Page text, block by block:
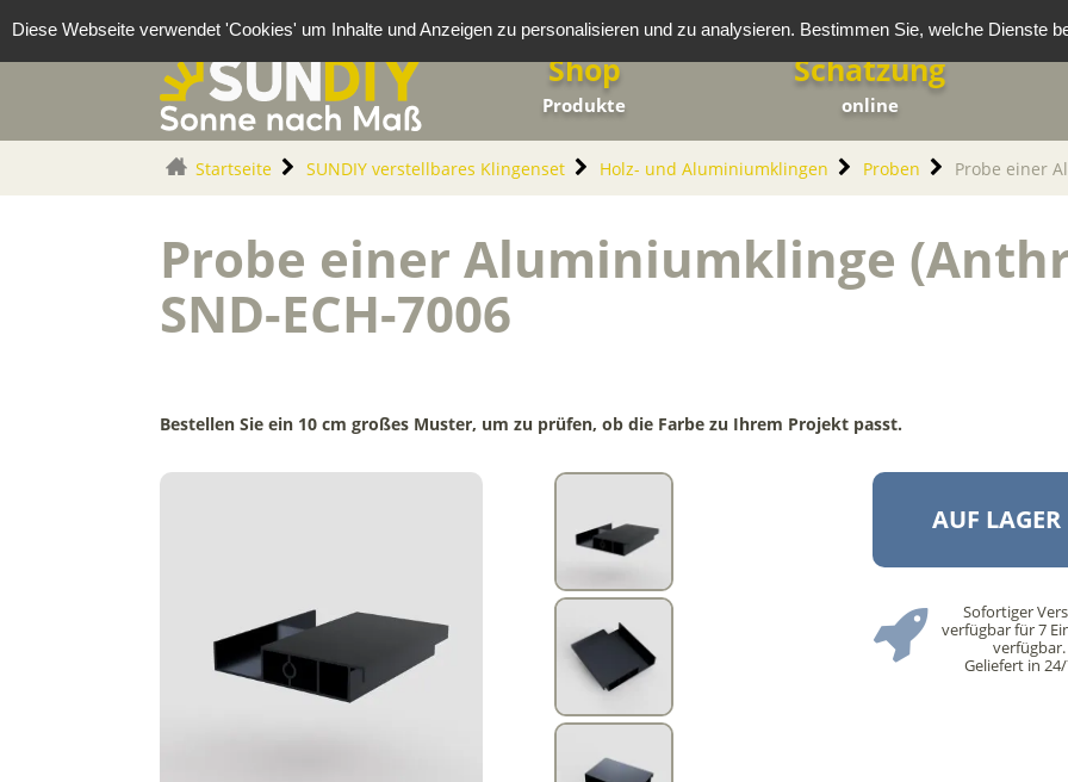
Shop
Produkte
Schätzung
online
Startseite SUNDIY verstellbares Klingenset Holz- und Aluminiumklingen Proben Probe einer
Probe einer Aluminiumklinge
SND-ECH-7006
Bestellen Sie ein 10 cm großes Muster, um zu prüfen, ob die Farbe zu Ihrem Projekt passt.
AUF LAGER
Sofortiger
verfügbar für 7
verfügbar.
Geliefert in
Diese Webseite verwendet 'Cookies' um Inhalte und Anzeigen zu personalisieren und zu analysieren. Bestimmen Sie, welche Dienste